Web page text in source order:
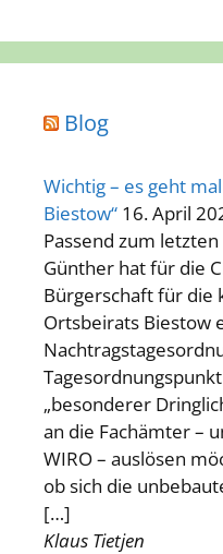
Blog
Wichtig – es geht
Biestow“ 16. April
Passend zum
Günther hat für die
Bürgerschaft für die
Ortsbeirats Biestow
„besonderer
an die Fachämter –
WIRO – auslösen
ob sich die
[…]
Klaus Tietjen